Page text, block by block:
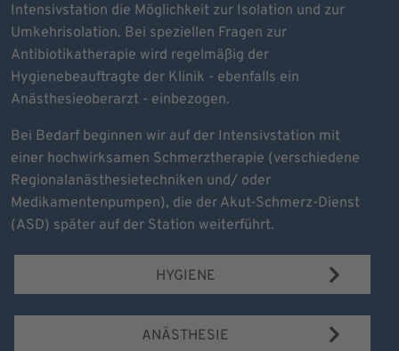
Intensivstation die Möglichkeit zur Isolation und zur
Umkehrisolation. Bei speziellen Fragen zur
Antibiotikatherapie wird regelmäßig der
Hygienebeauftragte der Klinik - ebenfalls ein
Anästhesieoberarzt - einbezogen.
Bei Bedarf beginnen wir auf der Intensivstation mit
einer hochwirksamen Schmerztherapie (verschiedene
Regionalanästhesietechniken und/ oder
Medikamentenpumpen), die der Akut-Schmerz-Dienst
(ASD) später auf der Station weiterführt.
HYGIENE
ANÄSTHESIE